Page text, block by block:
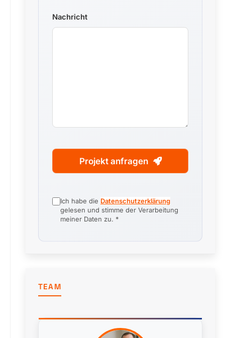
Ich habe die Datenschutzerklärung
gelesen und stimme der Verarbeitung
meiner Daten zu. *
Nachricht
Projekt anfragen
Email *
TEAM